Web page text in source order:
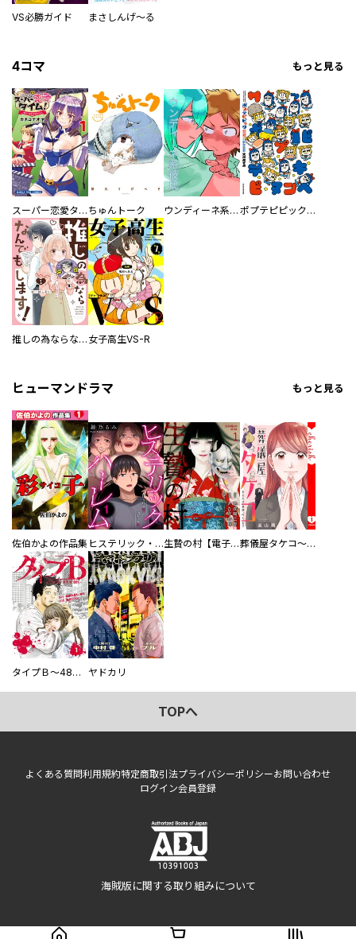
VS必勝ガイド まさしんげ～る
4コマ もっと見る
スーパー恋愛タイム！～現場でドＳな彼女は自宅でデレる～ ちゅんトーク ウンディーネ系彼氏 ポプテピピック SEASON EIGHT
推しの為ならなんでもします！ 女子高生VS-R
ヒューマンドラマ もっと見る
佐伯かよの作品集 ヒステリック・ハーレム～搾られる男と堕ちる女～【電子単行本版】 生贄の村【電子単行本版】 葬儀屋タケコ～あなたの最期、叶えます【電子単行本版】
タイプＢ～48時間後、致死率100％～【単話】 ヤドカリ
TOPへ
よくある質問利用規約特定商取引法プライバシーポリシーお問い合わせ
ログイン会員登録
海賊版に関する取り組みについて